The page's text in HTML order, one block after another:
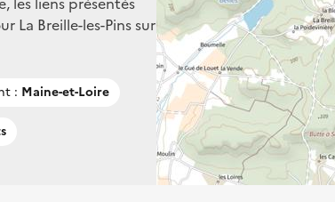
Breille-les-Pins sur
: Maine-et-Loire